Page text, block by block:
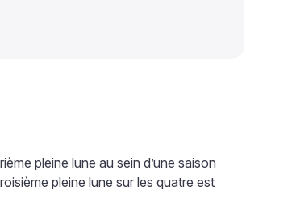
pleine lune au sein d’une saison
pleine lune sur les quatre est